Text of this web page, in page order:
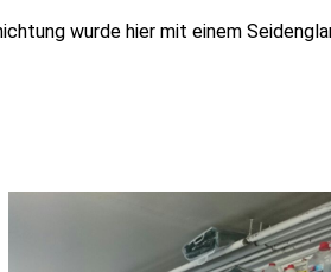
wurde hier mit einem